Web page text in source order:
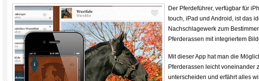
Der Pferdeführer, verfügbar für
touch, iPad und Android, ist das
Nachschlagewerk zum
Pferderassen mit integriertem
Mit dieser App hat man die
Pferderassen leicht voneinander
unterscheiden und erfährt alles